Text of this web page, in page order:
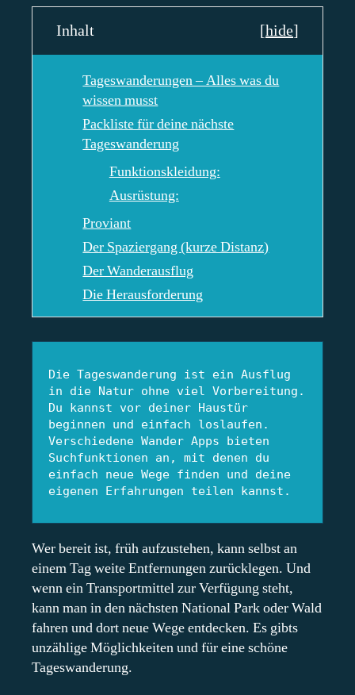
Inhalt [hide]
Tageswanderungen – Alles was du
wissen musst
Packliste für deine nächste
Tageswanderung
Funktionskleidung:
Ausrüstung:
Proviant
Der Spaziergang (kurze Distanz)
Der Wanderausflug
Die Herausforderung
Die Tageswanderung ist ein Ausflug
in die Natur ohne viel Vorbereitung.
Du kannst vor deiner Haustür
beginnen und einfach loslaufen.
Verschiedene Wander Apps bieten
Suchfunktionen an, mit denen du
einfach neue Wege finden und deine
eigenen Erfahrungen teilen kannst.
Wer bereit ist, früh aufzustehen, kann selbst an
einem Tag weite Entfernungen zurücklegen. Und
wenn ein Transportmittel zur Verfügung steht,
kann man in den nächsten National Park oder Wald
fahren und dort neue Wege entdecken. Es gibts
unzählige Möglichkeiten und für eine schöne
Tageswanderung.